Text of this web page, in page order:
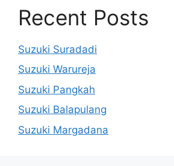
Recent Posts
Suzuki Suradadi
Suzuki Warureja
Suzuki Pangkah
Suzuki Balapulang
Suzuki Margadana